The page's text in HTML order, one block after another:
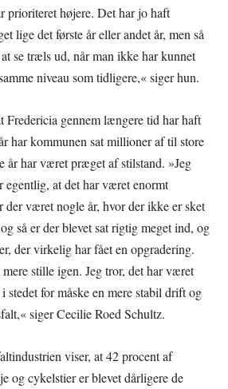
prioriteret højere. Det har jo haft
lige det første år eller andet år, men så
se træls ud, når man ikke har kunnet
niveau som tidligere,« siger hun.
Fredericia gennem længere tid har haft
har kommunen sat millioner af til store
år har været præget af stilstand. »Jeg
egentlig, at det har været enormt
der været nogle år, hvor der ikke er sket
så er der blevet sat rigtig meget ind, og
der virkelig har fået en opgradering.
stille igen. Jeg tror, det har været
stedet for måske en mere stabil drift og
siger Cecilie Roed Schultz.
viser, at 42 procent af
og cykelstier er blevet dårligere de